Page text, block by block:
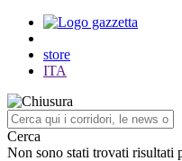
store
ITA
Cerca
Non sono stati trovati risultati